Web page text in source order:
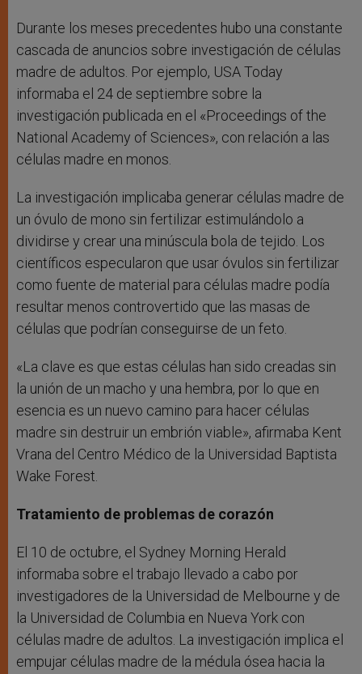
Durante los meses precedentes hubo una constante
cascada de anuncios sobre investigación de células
madre de adultos. Por ejemplo, USA Today
informaba el 24 de septiembre sobre la
investigación publicada en el «Proceedings of the
National Academy of Sciences», con relación a las
células madre en monos.
La investigación implicaba generar células madre de
un óvulo de mono sin fertilizar estimulándolo a
dividirse y crear una minúscula bola de tejido. Los
científicos especularon que usar óvulos sin fertilizar
como fuente de material para células madre podía
resultar menos controvertido que las masas de
células que podrían conseguirse de un feto.
«La clave es que estas células han sido creadas sin
la unión de un macho y una hembra, por lo que en
esencia es un nuevo camino para hacer células
madre sin destruir un embrión viable», afirmaba Kent
Vrana del Centro Médico de la Universidad Baptista
Wake Forest.
Tratamiento de problemas de corazón
El 10 de octubre, el Sydney Morning Herald
informaba sobre el trabajo llevado a cabo por
investigadores de la Universidad de Melbourne y de
la Universidad de Columbia en Nueva York con
células madre de adultos. La investigación implica el
empujar células madre de la médula ósea hacia la